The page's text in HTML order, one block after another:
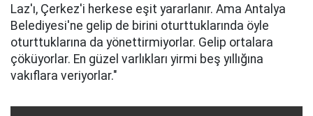
Laz'ı, Çerkez'i herkese eşit yararlanır. Ama Antalya
Belediyesi'ne gelip de birini oturttuklarında öyle
oturttuklarına da yönettirmiyorlar. Gelip ortalara
çöküyorlar. En güzel varlıkları yirmi beş yıllığına
vakıflara veriyorlar."